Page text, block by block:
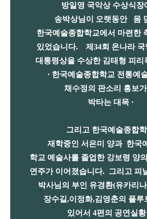
방일영 국악상 수상식장
송박상님이 오랫동안 몸
한국예술종합학교에서 마련한
있었습니다. 제34회 온나라 국
대통령상을 수상한 김태형 피리
· 한국예술종합학교 전통예
채수정의 판소리 흥보
박타는 대목 ·
그리고 한국예술종합
재학중인 서은미 양과 한국
학교 예술사를 졸업한 강보령 양
연주가 이어졌습니다. 그리고 피
박사님의 부인 유경환(유카리
장수길,이정화,김영춘의 플루
있어서 4편의 공연실